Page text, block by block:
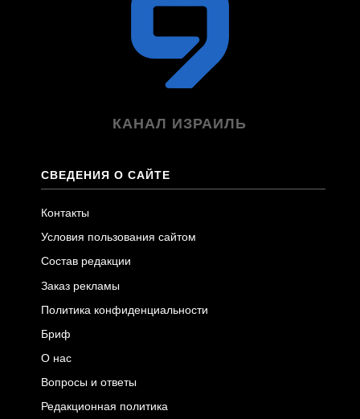
КАНАЛ ИЗРАИЛЬ
СВЕДЕНИЯ О САЙТЕ
Контакты
Условия пользования сайтом
Состав редакции
Заказ рекламы
Политика конфиденциальности
Бриф
О нас
Вопросы и ответы
Редакционная политика